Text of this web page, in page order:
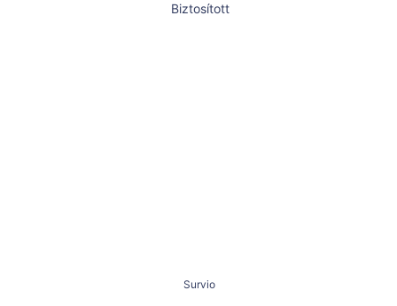
Biztosított
Survio